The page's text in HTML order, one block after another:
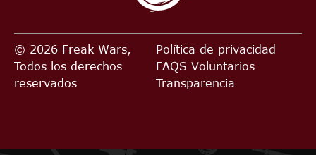
© 2026 Freak Wars,
Todos los derechos
reservados
Política de privacidad
FAQS Voluntarios
Transparencia